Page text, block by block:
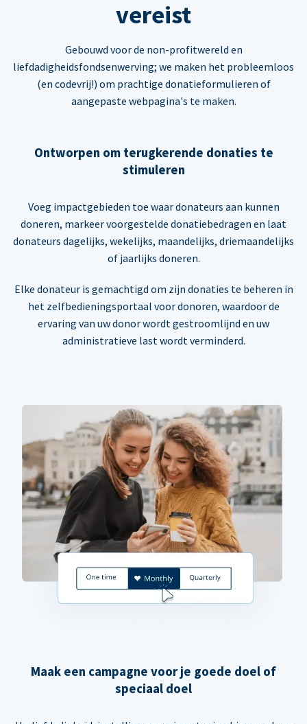
vereist
Gebouwd voor de non-profitwereld en
liefdadigheidsfondsenwerving; we maken het probleemloos
(en codevrij!) om prachtige donatieformulieren of
aangepaste webpagina's te maken.
Ontworpen om terugkerende donaties te
stimuleren
Voeg impactgebieden toe waar donateurs aan kunnen
doneren, markeer voorgestelde donatiebedragen en laat
donateurs dagelijks, wekelijks, maandelijks, driemaandelijks
of jaarlijks doneren.
Elke donateur is gemachtigd om zijn donaties te beheren in
het zelfbedieningsportaal voor donoren, waardoor de
ervaring van uw donor wordt gestroomlijnd en uw
administratieve last wordt verminderd.
Maak een campagne voor je goede doel of
speciaal doel